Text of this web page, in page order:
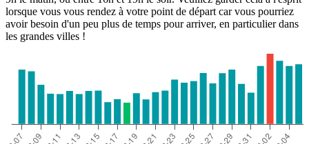
lorsque vous vous rendez à votre point de départ car vous pourriez
avoir besoin d'un peu plus de temps pour arriver, en particulier dans
les grandes villes !